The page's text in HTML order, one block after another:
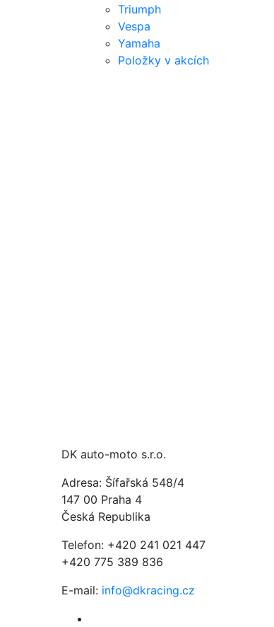
Triumph
Vespa
Yamaha
Položky v akcích
DK auto-moto s.r.o.
Adresa: Šífařská 548/4
147 00 Praha 4
Česká Republika
Telefon: +420 241 021 447
+420 775 389 836
E-mail: info@dkracing.cz